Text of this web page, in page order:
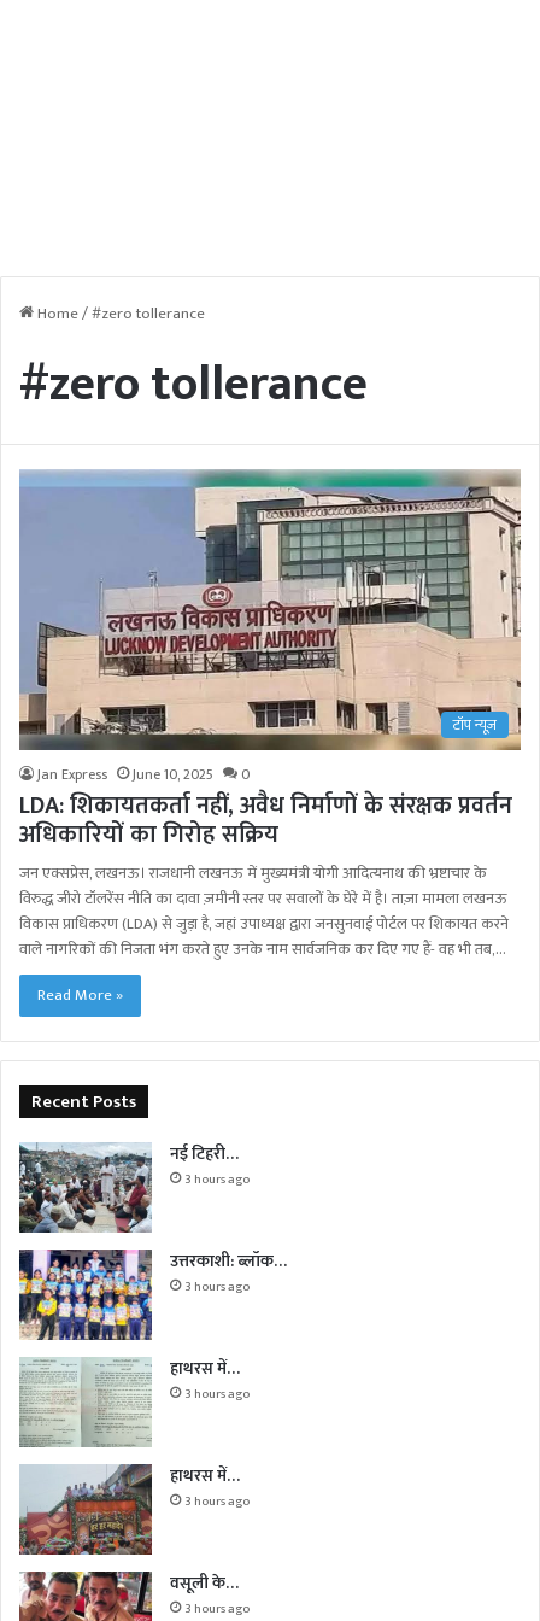
Home/#zero tollerance
#zero tollerance
टॉप न्यूज़
Jan Express June 10, 2025 0
LDA: शिकायतकर्ता नहीं, अवैध निर्माणों के संरक्षक प्रवर्तन
अधिकारियों का गिरोह सक्रिय
जन एक्सप्रेस, लखनऊ। राजधानी लखनऊ में मुख्यमंत्री योगी आदित्यनाथ की भ्रष्टाचार के
विरुद्ध जीरो टॉलरेंस नीति का दावा ज़मीनी स्तर पर सवालों के घेरे में है। ताज़ा मामला लखनऊ
विकास प्राधिकरण (LDA) से जुड़ा है, जहां उपाध्यक्ष द्वारा जनसुनवाई पोर्टल पर शिकायत करने
वाले नागरिकों की निजता भंग करते हुए उनके नाम सार्वजनिक कर दिए गए हैं- वह भी तब,…
Read More »
Recent Posts
नई टिहरी…
3 hours ago
उत्तरकाशी: ब्लॉक…
3 hours ago
हाथरस में…
3 hours ago
हाथरस में…
3 hours ago
वसूली के…
3 hours ago